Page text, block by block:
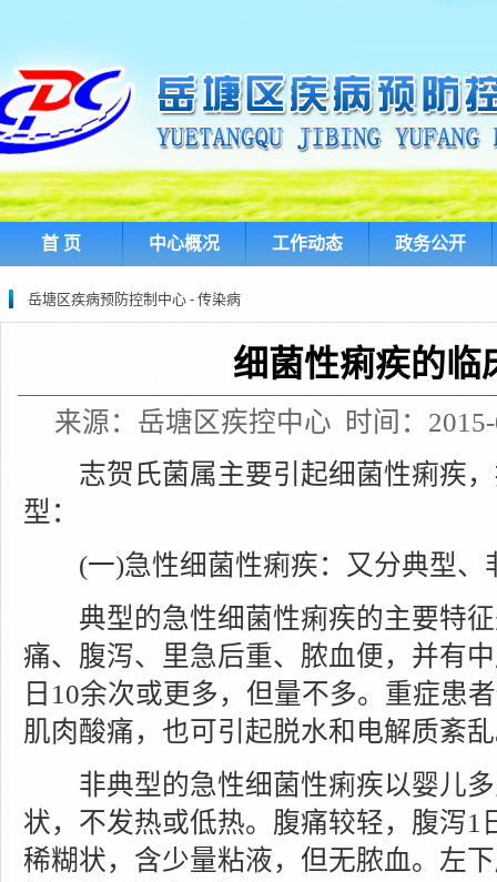
首 页 中心概况 工作动态 政务公开
岳塘区疾病预防控制中心 - 传染病
细菌性痢疾的临
来源：岳塘区疾控中心 时间：
志贺氏菌属主要引起细菌性痢疾，
型：
(一)急性细菌性痢疾：又分典型、
典型的急性细菌性痢疾的主要特征
痛、腹泻、里急后重、脓血便，并有
日10余次或更多，但量不多。重症患
肌肉酸痛，也可引起脱水和电解质紊
非典型的急性细菌性痢疾以婴儿多
状，不发热或低热。腹痛较轻，腹泻1
稀糊状，含少量粘液，但无脓血。左